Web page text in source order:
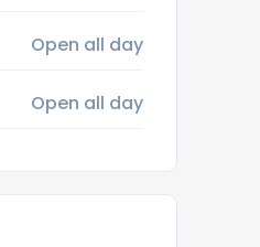
Open all day
Open all day